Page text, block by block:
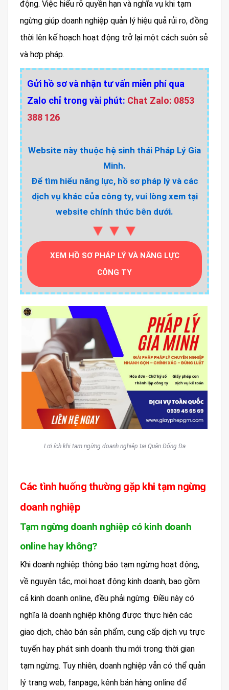
động. Việc hiểu rõ quyền hạn và nghĩa vụ khi tạm
ngừng giúp doanh nghiệp quản lý hiệu quả rủi ro, đồng
thời lên kế hoạch hoạt động trở lại một cách suôn sẻ
và hợp pháp.
Gửi hồ sơ và nhận tư vấn miễn phí qua
Zalo chỉ trong vài phút: Chat Zalo: 0853
388 126
Website này thuộc hệ sinh thái Pháp Lý Gia
Minh.
Để tìm hiểu năng lực, hồ sơ pháp lý và các
dịch vụ khác của công ty, vui lòng xem tại
website chính thức bên dưới.
▼▼▼
XEM HỒ SƠ PHÁP LÝ VÀ NĂNG LỰC
CÔNG TY
Lợi ích khi tạm ngừng doanh nghiệp tại Quận Đống Đa
Các tình huống thường gặp khi tạm ngừng
doanh nghiệp
Tạm ngừng doanh nghiệp có kinh doanh
online hay không?
Khi doanh nghiệp thông báo tạm ngừng hoạt động,
về nguyên tắc, mọi hoạt động kinh doanh, bao gồm
cả kinh doanh online, đều phải ngừng. Điều này có
nghĩa là doanh nghiệp không được thực hiện các
giao dịch, chào bán sản phẩm, cung cấp dịch vụ trực
tuyến hay phát sinh doanh thu mới trong thời gian
tạm ngừng. Tuy nhiên, doanh nghiệp vẫn có thể quản
lý trang web, fanpage, kênh bán hàng online để